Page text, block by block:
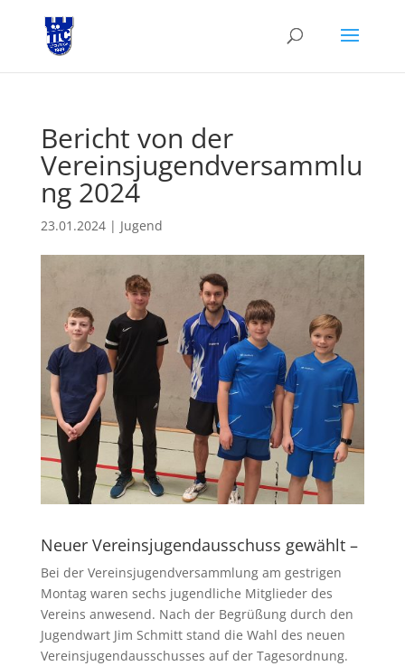
Bericht von der
Vereinsjugendversammlu
ng 2024
23.01.2024| Jugend
Neuer Vereinsjugendausschuss gewählt –
Bei der Vereinsjugendversammlung am gestrigen
Montag waren sechs jugendliche Mitglieder des
Vereins anwesend. Nach der Begrüßung durch den
Jugendwart Jim Schmitt stand die Wahl des neuen
Vereinsjugendausschusses auf der Tagesordnung.